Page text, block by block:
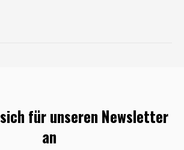
für unseren Newsletter
an